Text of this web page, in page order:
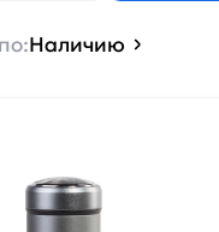
Наличию